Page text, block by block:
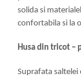
solida si
confortabila si la
Husa din tricot –
Suprafata